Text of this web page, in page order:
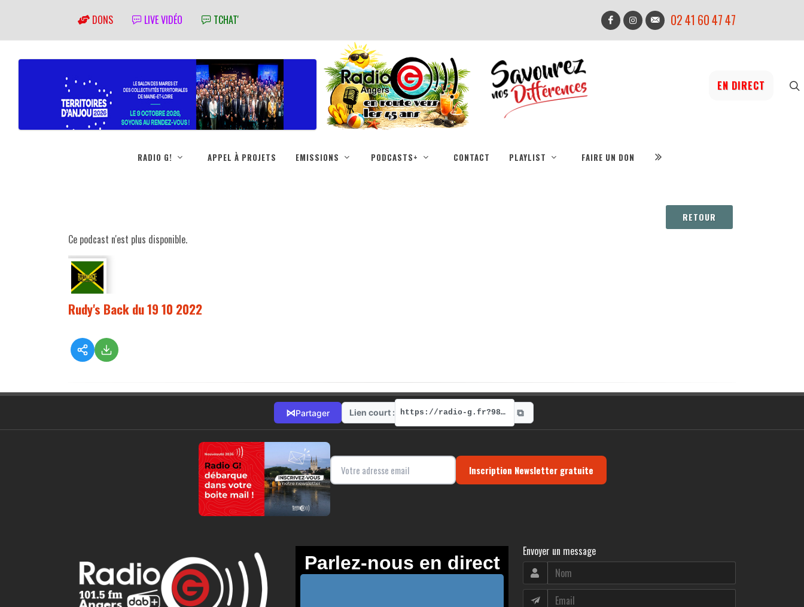
DONS LIVE VIDÉO TCHAT' 02 41 60 47 47
EN DIRECT
RADIO G! APPEL À PROJETS EMISSIONS PODCASTS+ CONTACT PLAYLIST FAIRE UN DON
RETOUR
Ce podcast n'est plus disponible.
Rudy's Back du 19 10 2022
⋈Partager Lien court : https://radio-g.fr?9885 ⧉
Inscription Newsletter gratuite
Envoyer un message